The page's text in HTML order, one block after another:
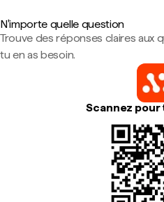
N'importe quelle question
Trouve des réponses claires aux
tu en as besoin.
Scannez